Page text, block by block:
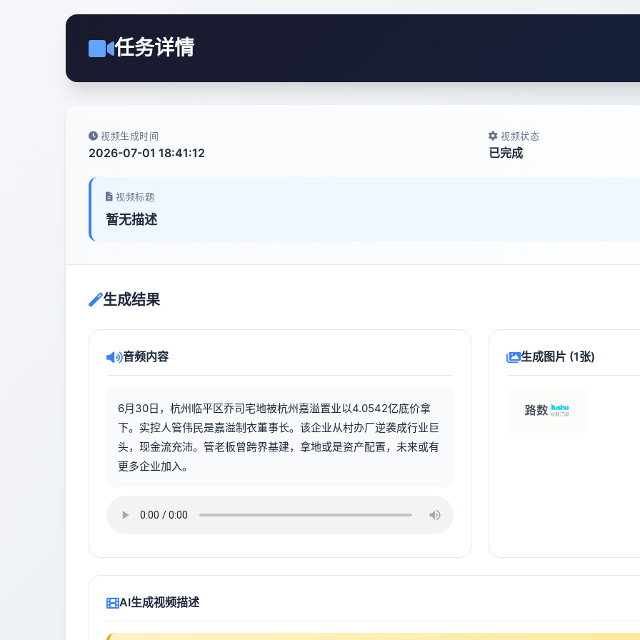
任务详情
视频生成时间
2026-07-01 18:41:12
视频状态
已完成
视频标题
暂无描述
生成结果
音频内容
6月30日，杭州临平区乔司宅地被杭州嘉溢置业以4.0542亿底价拿
下。实控人管伟民是嘉溢制衣董事长。该企业从村办厂逆袭成行业巨
头，现金流充沛。管老板曾跨界基建，拿地或是资产配置，未来或有
更多企业加入。
生成图片 (1张)
AI生成视频描述